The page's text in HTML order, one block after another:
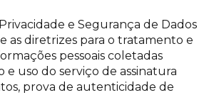
e Segurança de Dados
as diretrizes para o tratamento e
pessoais coletadas
e uso do serviço de assinatura
prova de autenticidade de